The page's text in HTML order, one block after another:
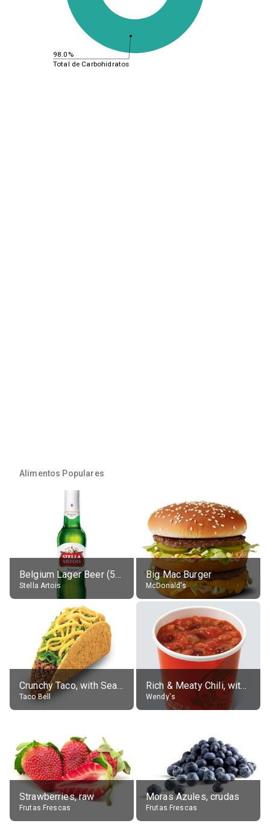
98.0%
Total de Carbohidratos
Alimentos Populares
Belgium Lager Beer (5% alc.)
Stella Artois
Big Mac Burger
McDonald's
Crunchy Taco, with Seasoned Beef
Taco Bell
Rich & Meaty Chili, without toppings, large
Wendy's
Strawberries, raw
Frutas Frescas
Moras Azules, crudas
Frutas Frescas